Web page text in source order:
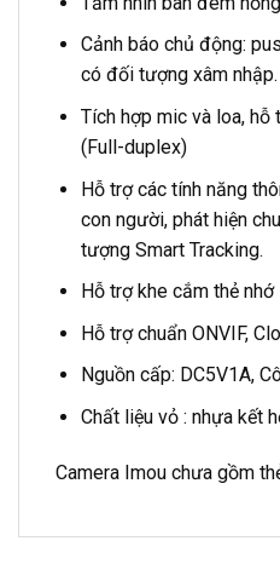
Cảnh báo chủ động:
có đối tượng xâm nhập.
Tích hợp mic và loa,
(Full-duplex)
Hỗ trợ các tính năng
con người, phát hiện
tượng Smart Tracking.
Hỗ trợ khe cắm thẻ
Hỗ trợ chuẩn ONVIF,
Nguồn cấp: DC5V1A,
Chất liệu vỏ : nhựa kết
Camera Imou chưa gồm